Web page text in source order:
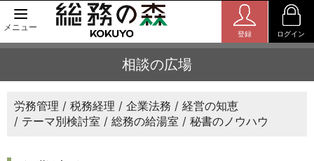
メニュー
登録 ログイン
相談の広場
労務管理 税務経理 企業法務
経営の知恵
テーマ別検討室
総務の給湯室 秘書のノウハウ